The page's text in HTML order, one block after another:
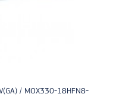
/ MOX330-18HFN8-